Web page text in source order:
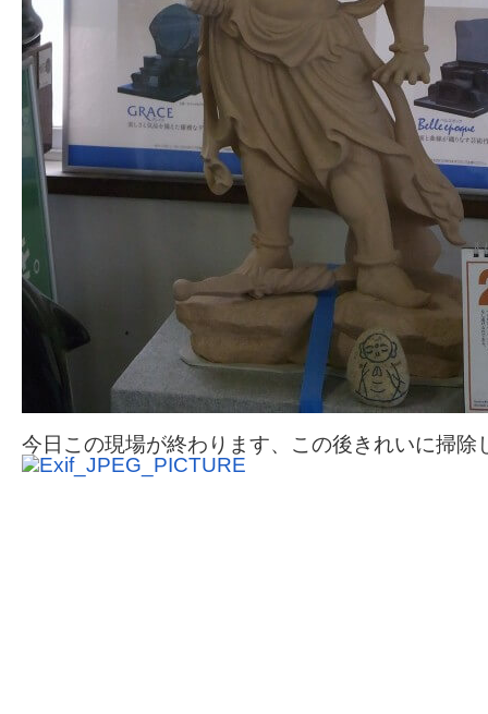
今日この現場が終わります、この後きれいに掃除